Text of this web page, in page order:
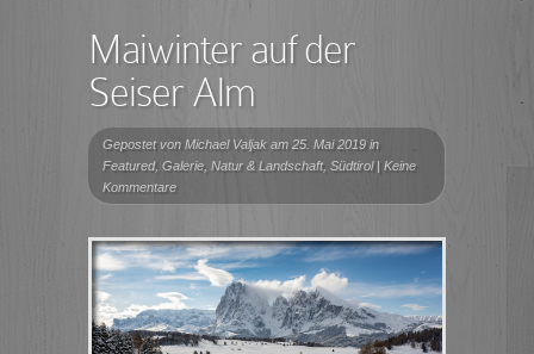
Maiwinter auf der
Seiser Alm
Gepostet von Michael Valjak am 25. Mai 2019 in
Featured, Galerie Natur & Landschaft, Südtirol| Keine
Kommentare